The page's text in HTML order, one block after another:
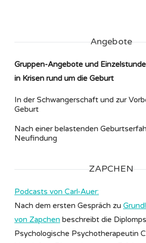
Angebote
Gruppen-Angebote und
in Krisen rund um die Geburt
In der Schwangerschaft und zur
Geburt
Nach einer belastenden
Neufindung
ZAPCHEN
Podcasts von Carl-Auer:
Nach dem ersten Gespräch zu
von Zapchen beschreibt die
Psychologische Psychotherapeutin